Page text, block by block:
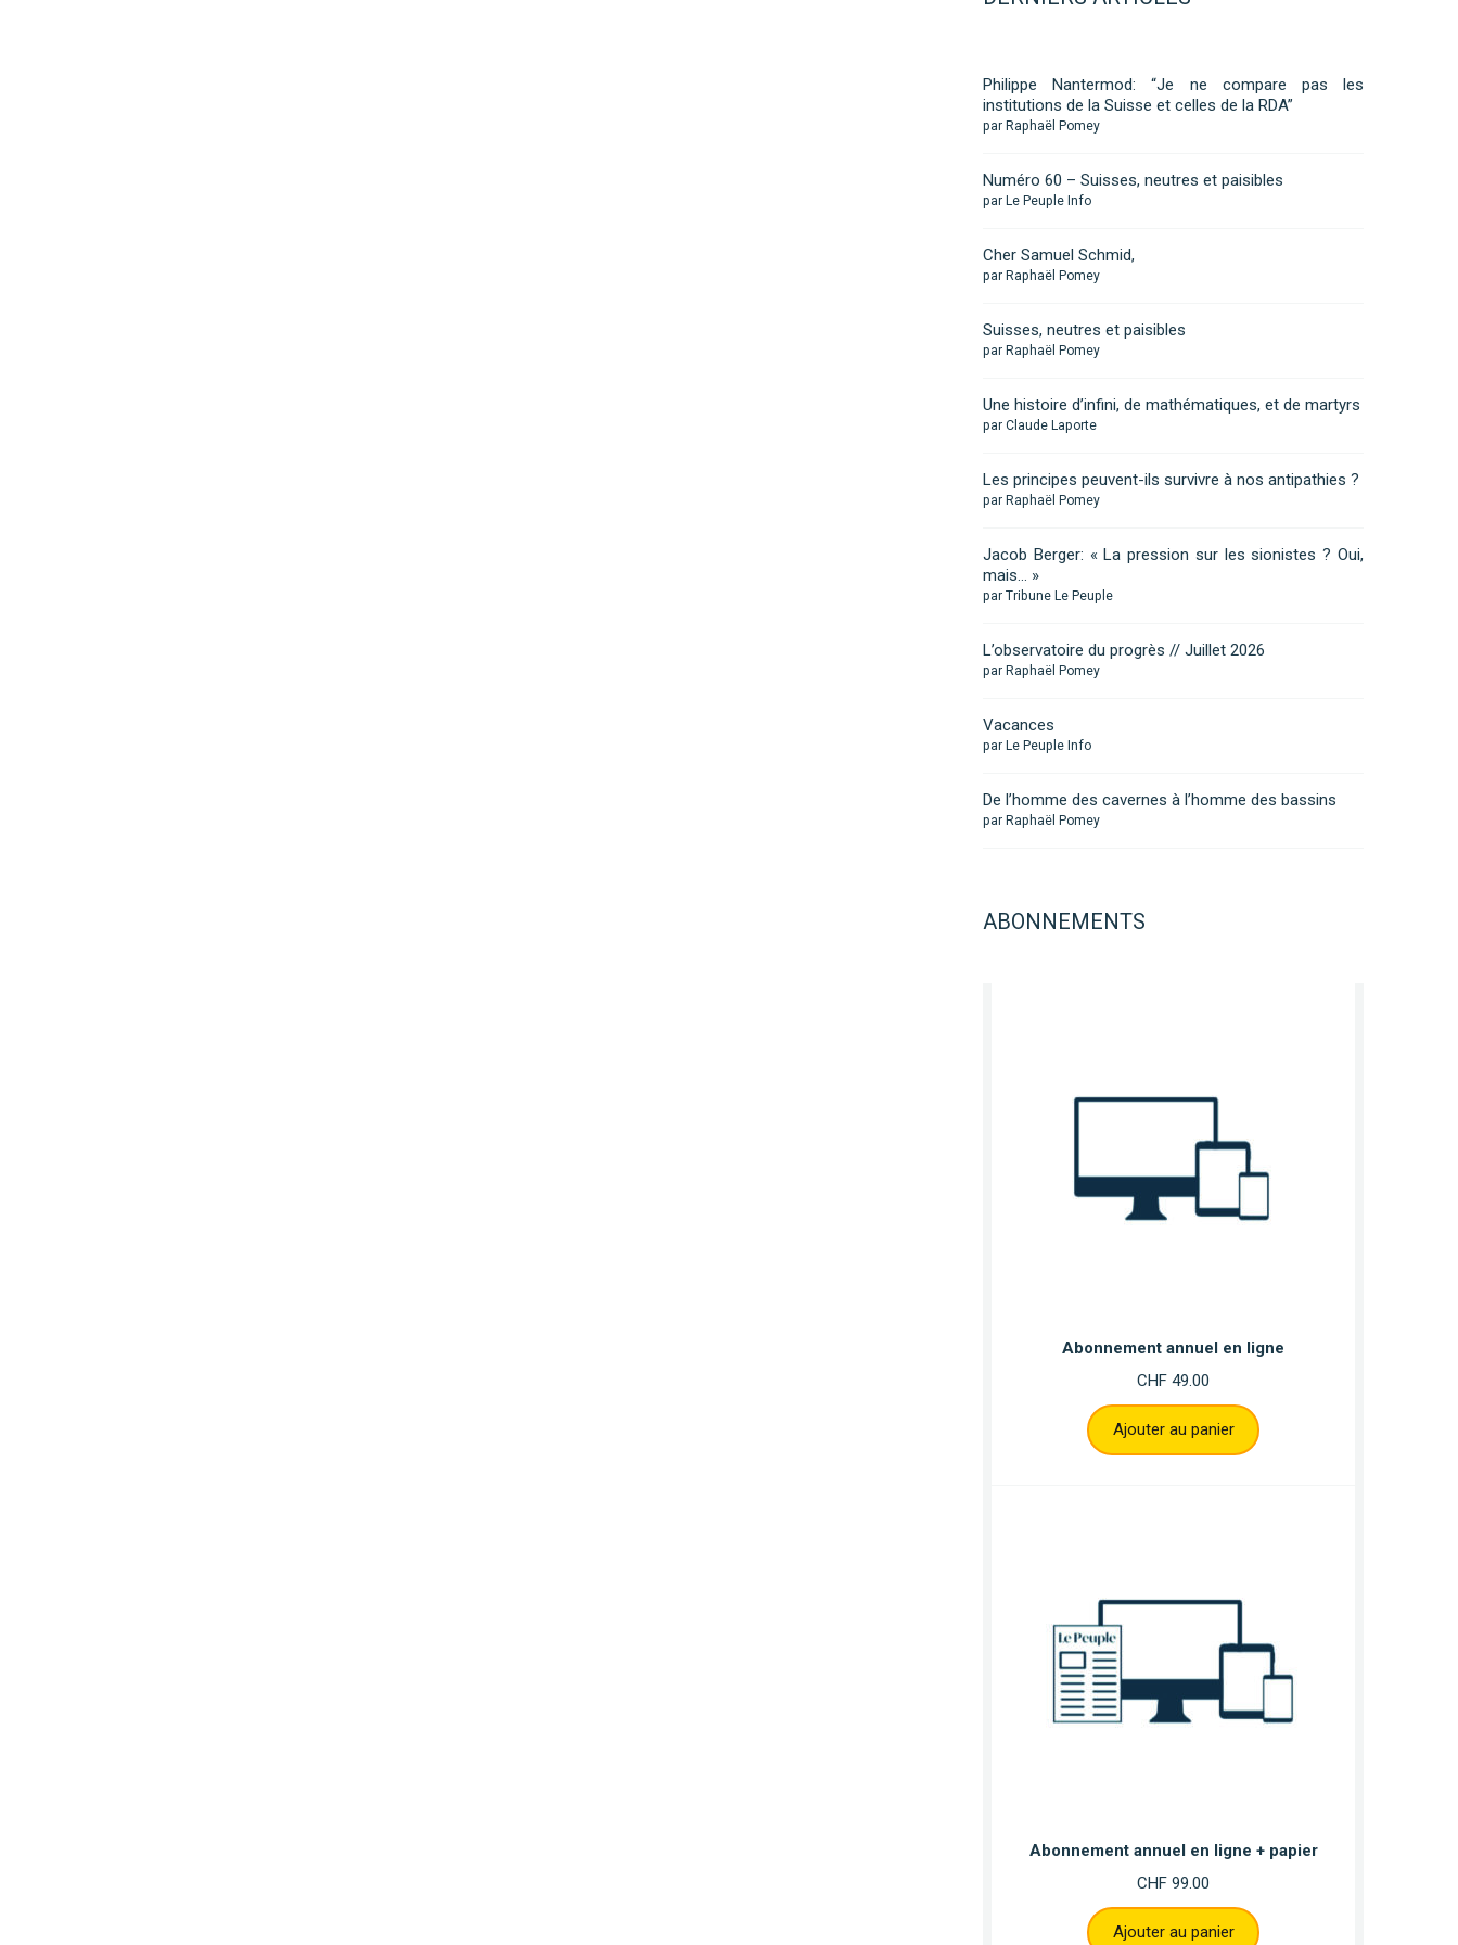
Philippe Nantermod: “Je ne compare pas les
institutions de la Suisse et celles de la RDA”
par Raphaël Pomey
Numéro 60 – Suisses, neutres et paisibles
par Le Peuple Info
Cher Samuel Schmid,
par Raphaël Pomey
Suisses, neutres et paisibles
par Raphaël Pomey
Une histoire d’infini, de mathématiques, et de martyrs
par Claude Laporte
Les principes peuvent-ils survivre à nos antipathies ?
par Raphaël Pomey
Jacob Berger: « La pression sur les sionistes ? Oui,
mais… »
par Tribune Le Peuple
L’observatoire du progrès // Juillet 2026
par Raphaël Pomey
Vacances
par Le Peuple Info
De l’homme des cavernes à l’homme des bassins
par Raphaël Pomey
ABONNEMENTS
Abonnement annuel en ligne
CHF 49.00
Ajouter au panier
Abonnement annuel en ligne + papier
CHF 99.00
Ajouter au panier